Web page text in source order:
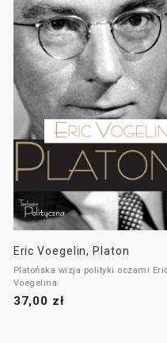
Eric Voegelin, Platon
Platońska wizja polityki oczami
Voegelina.
37,00 zł